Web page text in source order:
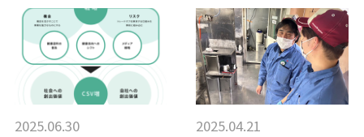
2025.06.30 2025.04.21